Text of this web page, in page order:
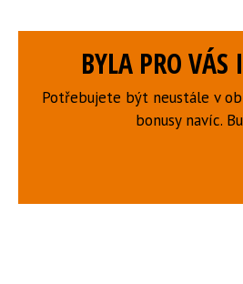
BYLA PRO
Potřebujete být neustále v
bonusy navíc.